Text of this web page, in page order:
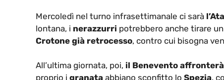
Mercoledì nel turno infrasettimanale ci sarà
lontana, i nerazzurri potrebbero anche tirare
Crotone già retrocesso, contro cui bisogna
All’ultima giornata, poi, il Benevento
proprio i granata abbiano sconfitto lo Spezia,